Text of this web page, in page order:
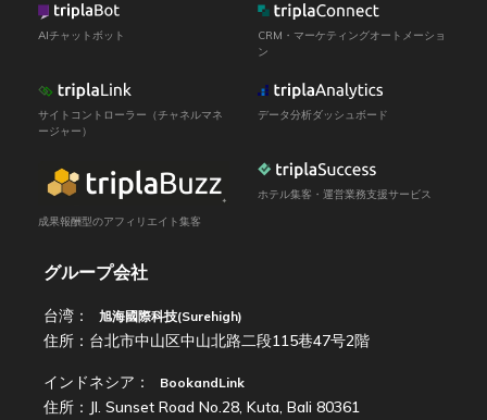
AIチャットボット
CRM・マーケティングオートメーショ
ン
サイトコントローラー（チャネルマネ
ージャー）
データ分析ダッシュボード
成果報酬型のアフィリエイト集客
ホテル集客・運営業務支援サービス
グループ会社
台湾： 旭海國際科技(Surehigh)
住所：台北市中山区中山北路二段115巷47号2階
インドネシア： BookandLink
住所：Jl. Sunset Road No.28, Kuta, Bali 80361